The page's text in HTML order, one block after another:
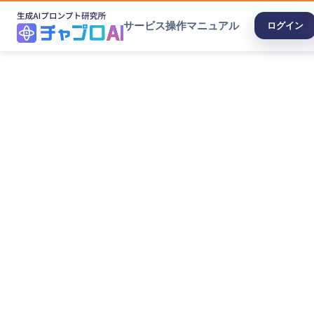
サービス操作マニュアル ログイン